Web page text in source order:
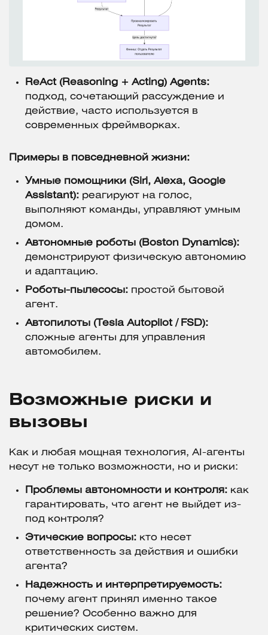
ReAct (Reasoning + Acting) Agents:
подход, сочетающий рассуждение и
действие, часто используется в
современных фреймворках.
Примеры в повседневной жизни:
Умные помощники (Siri, Alexa, Google
Assistant): реагируют на голос,
выполняют команды, управляют умным
домом.
Автономные роботы (Boston Dynamics):
демонстрируют физическую автономию
и адаптацию.
Роботы-пылесосы: простой бытовой
агент.
Автопилоты (Tesla Autopilot / FSD):
сложные агенты для управления
автомобилем.
Возможные риски и
вызовы
Как и любая мощная технология, AI-агенты
несут не только возможности, но и риски:
Проблемы автономности и контроля: как
гарантировать, что агент не выйдет из-
под контроля?
Этические вопросы: кто несет
ответственность за действия и ошибки
агента?
Надежность и интерпретируемость:
почему агент принял именно такое
решение? Особенно важно для
критических систем.